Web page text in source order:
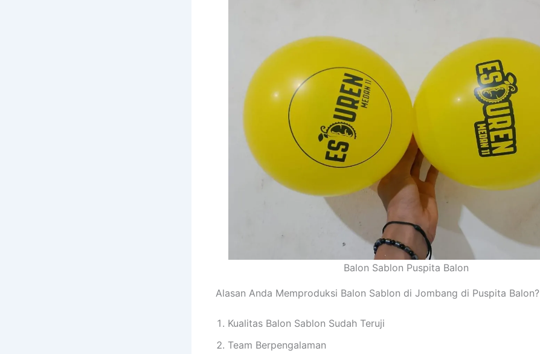
Balon Sablon Puspita Balon
Alasan Anda Memproduksi Balon Sablon di Jombang di Puspita Balon?
Kualitas Balon Sablon Sudah Teruji
Team Berpengalaman